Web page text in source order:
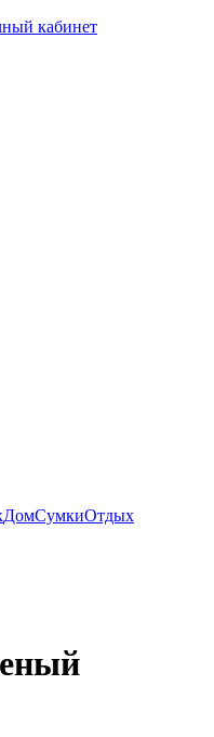
кабинет
ДомСумкиОтдых